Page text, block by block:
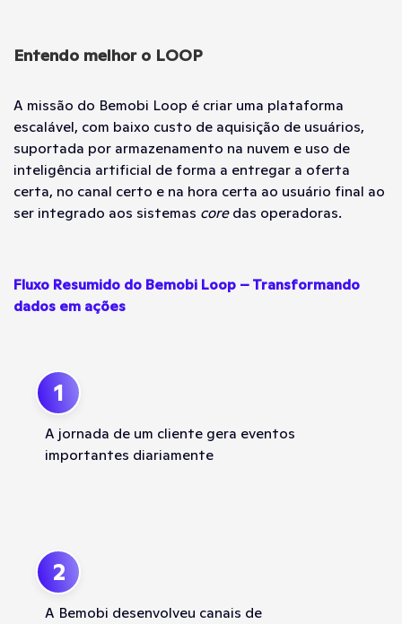
Entendo melhor o LOOP
A missão do Bemobi Loop é criar uma plataforma
escalável, com baixo custo de aquisição de usuários,
suportada por armazenamento na nuvem e uso de
inteligência artificial de forma a entregar a oferta
certa, no canal certo e na hora certa ao usuário final ao
ser integrado aos sistemas coredas operadoras.
Fluxo Resumido do Bemobi Loop – Transformando
dados em ações
1
A jornada de um cliente gera eventos
importantes diariamente
2
A Bemobi desenvolveu canais de